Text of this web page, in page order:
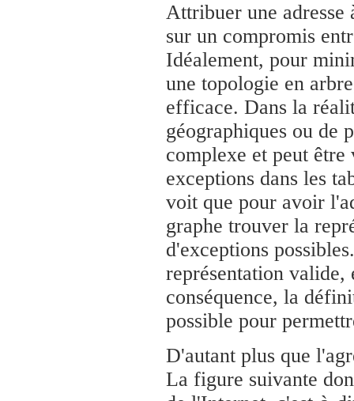
Attribuer une adresse
sur un compromis
Idéalement, pour
une topologie en
efficace. Dans la
géographiques ou de
complexe et peut
exceptions dans les
voit que pour avoir
graphe trouver la
d'exceptions
représentation valide,
conséquence, la
possible pour
D'autant plus que
La figure suivante